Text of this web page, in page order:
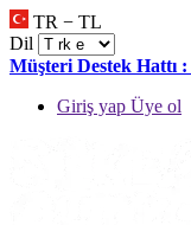
TR − TL
Dil
Müşteri Destek Hattı :
Giriş yap Üye ol